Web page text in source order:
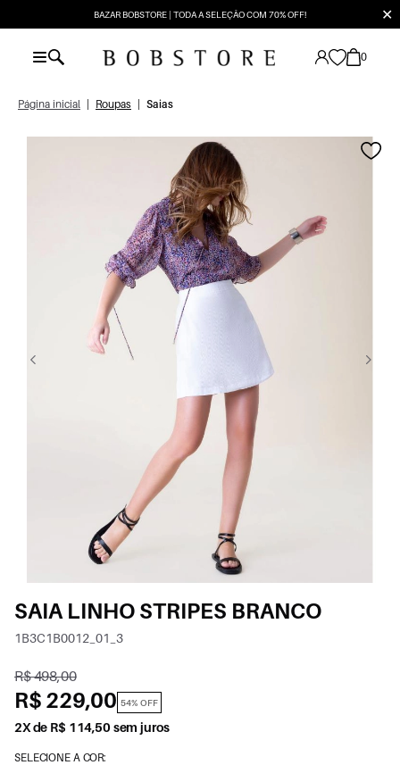
BAZAR BOBSTORE | TODA A SELEÇÃO COM 70% OFF! ✕
0
Página inicial Roupas Saias
SAIA LINHO STRIPES BRANCO
1B3C1B0012_01_3
R$ 498,00
R$ 229,00 54% OFF
2X de R$ 114,50 sem juros
SELECIONE A COR: